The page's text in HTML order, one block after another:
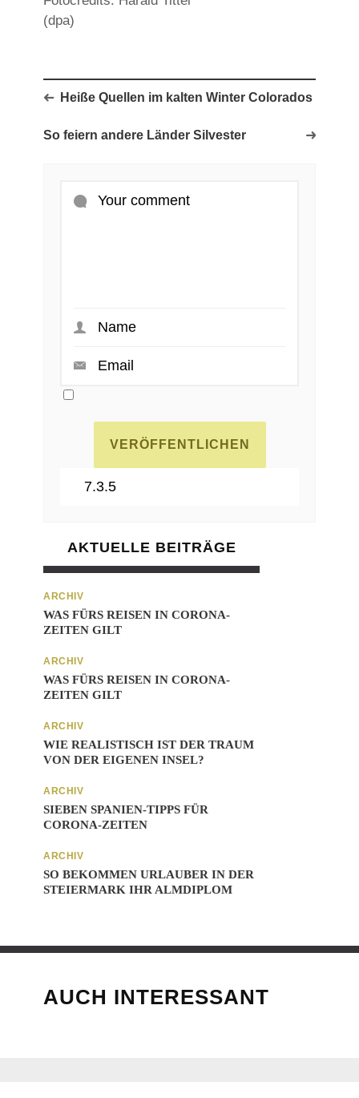
(dpa)
Heiße Quellen im kalten Winter Colorados
So feiern andere Länder Silvester
AKTUELLE BEITRÄGE
ARCHIV
WAS FÜRS REISEN IN CORONA-
ZEITEN GILT
ARCHIV
WAS FÜRS REISEN IN CORONA-
ZEITEN GILT
ARCHIV
WIE REALISTISCH IST DER TRAUM
VON DER EIGENEN INSEL?
ARCHIV
SIEBEN SPANIEN-TIPPS FÜR
CORONA-ZEITEN
ARCHIV
SO BEKOMMEN URLAUBER IN DER
STEIERMARK IHR ALMDIPLOM
AUCH INTERESSANT